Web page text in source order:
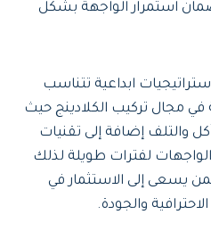
استمرار الواجهة بشكل
ابداعية تتناسب
في مجال تركيب الكلادينج حيث
والتلف إضافة إلى تقنيات
لفترات طويلة لذلك
يسعى إلى الاستثمار في
والجودة.